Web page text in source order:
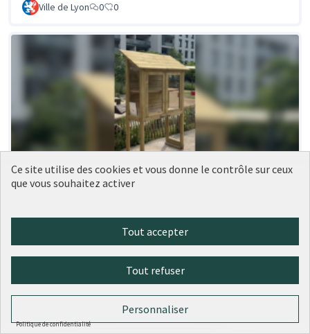
Ville de Lyon 0 0
9ème
Ce site utilise des cookies et vous donne le contrôle sur ceux
que vous souhaitez activer
Tout accepter
Tout refuser
Personnaliser
Politique de confidentialité